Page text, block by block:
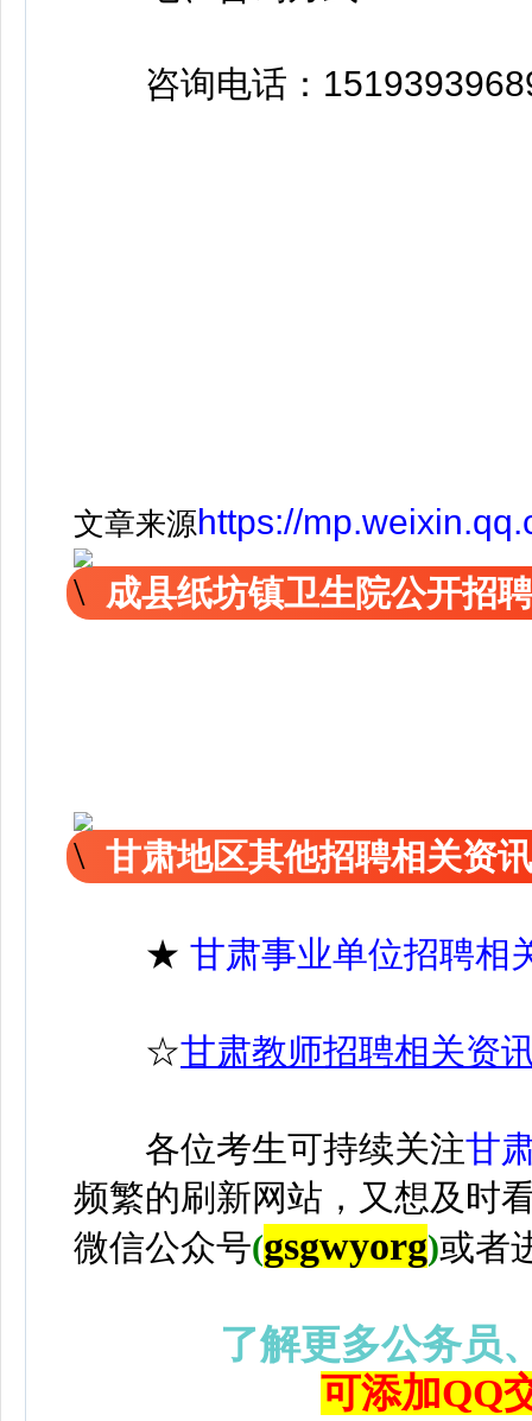
咨询电话：
文章来源https://
成县纸坊镇卫生院公开招
甘肃地区其他招聘相关资
★ 甘肃事业单位招聘相
☆甘肃教师招聘相关资
各位考生可持续关注甘
频繁的刷新网站，又想及时
微信公众号(gsgwyorg)或者
了解更多公务员
可添加QQ